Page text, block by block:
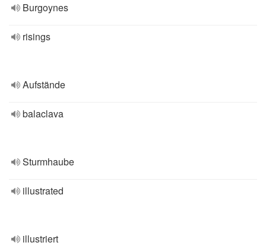
Burgoynes
risings
Aufstände
balaclava
Sturmhaube
illustrated
illustriert